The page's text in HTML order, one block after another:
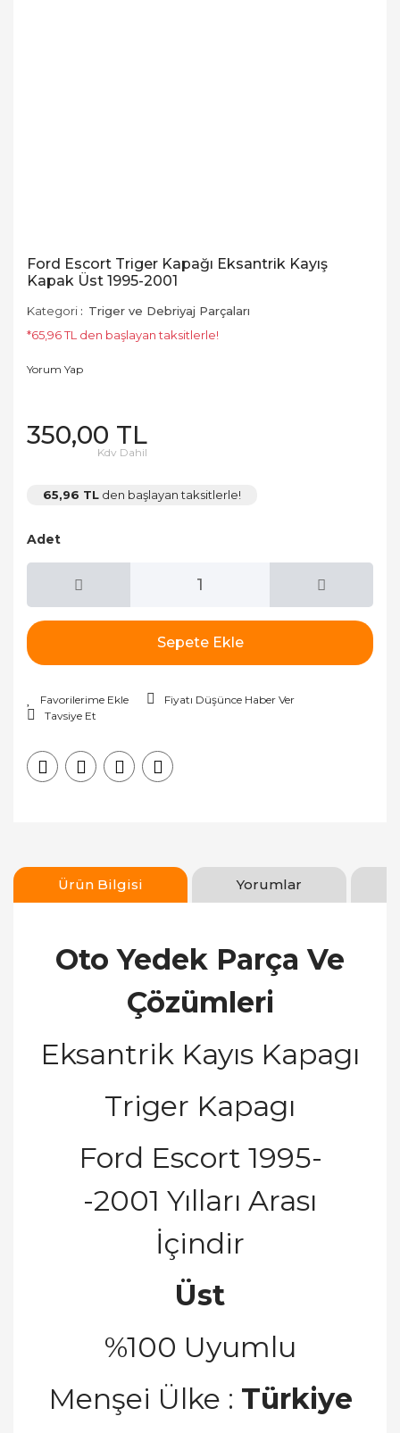
Ford Escort Triger Kapağı Eksantrik Kayış
Kapak Üst 1995-2001
Kategori
Triger ve Debriyaj Parçaları
*65,96 TL den başlayan taksitlerle!
Yorum Yap
350,00 TL
Kdv Dahil
65,96 TL den başlayan taksitlerle!
Adet
Sepete Ekle
Fiyatı Düşünce Haber Ver
Tavsiye Et
Ürün Bilgisi Yorumlar
Oto Yedek Parça Ve
Çözümleri
Eksantrik Kayıs Kapagı
Triger Kapagı
Ford Escort 1995-
-2001 Yılları Arası
İçindir
Üst
%100 Uyumlu
Menşei Ülke : Türkiye